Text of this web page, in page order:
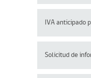
IVA anticipado
Solicitud de